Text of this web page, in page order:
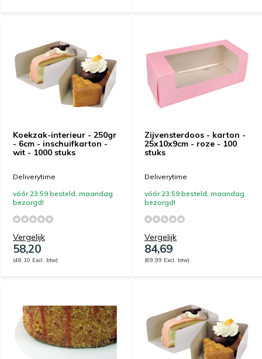
Koekzak-interieur - 250gr
- 6cm - inschuifkarton -
wit - 1000 stuks
Deliverytime
vóór 23:59 besteld, maandag
bezorgd!
Vergelijk
58,20
(48,10 Excl. btw)
Zijvensterdoos - karton -
25x10x9cm - roze - 100
stuks
Deliverytime
vóór 23:59 besteld, maandag
bezorgd!
Vergelijk
84,69
(69,99 Excl. btw)